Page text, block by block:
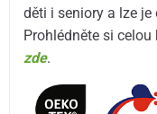
děti i seniory a lze je
Prohlédněte si celou
zde.